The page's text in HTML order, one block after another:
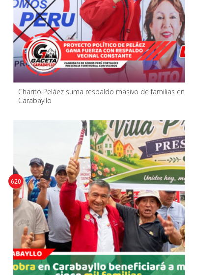
Charito Peláez suma respaldo masivo de familias en
Carabayllo
620